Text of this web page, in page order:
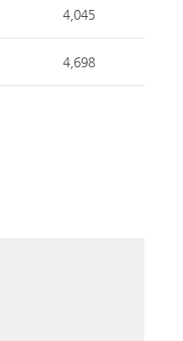
4,045
4,698